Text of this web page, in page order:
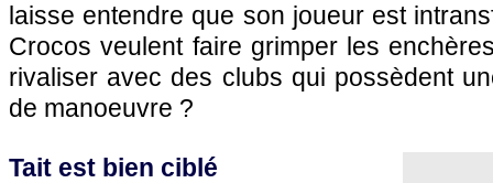
laisse entendre que son joueur est
Crocos veulent faire grimper les
rivaliser avec des clubs qui possèdent
de manoeuvre ?
Tait est bien ciblé